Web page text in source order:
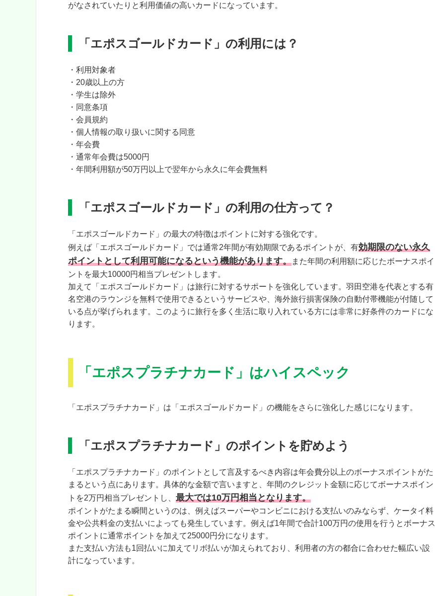
がなされていたりと利用価値の高いカードになっています。
「エポスゴールドカード」の利用には？
・利用対象者
・20歳以上の方
・学生は除外
・同意条項
・会員規約
・個人情報の取り扱いに関する同意
・年会費
・通常年会費は5000円
・年間利用額が50万円以上で翌年から永久に年会費無料
「エポスゴールドカード」の利用の仕方って？
「エポスゴールドカード」の最大の特徴はポイントに対する強化です。
例えば「エポスゴールドカード」では通常2年間が有効期限であるポイントが、有効期限のない永久
ポイントとして利用可能になるという機能があります。また年間の利用額に応じたボーナスポイ
ントを最大10000円相当プレゼントします。
加えて「エポスゴールドカード」は旅行に対するサポートを強化しています。羽田空港を代表とする有
名空港のラウンジを無料で使用できるというサービスや、海外旅行損害保険の自動付帯機能が付随して
いる点が挙げられます。このように旅行を多く生活に取り入れている方には非常に好条件のカードにな
ります。
「エポスプラチナカード」はハイスペック
「エポスプラチナカード」は「エポスゴールドカード」の機能をさらに強化した感じになります。
「エポスプラチナカード」のポイントを貯めよう
「エポスプラチナカード」のポイントとして言及するべき内容は年会費分以上のボーナスポイントがた
まるという点にあります。具体的な金額で言いますと、年間のクレジット金額に応じてボーナスポイン
トを2万円相当プレゼントし、 最大では10万円相当となります。
ポイントがたまる瞬間というのは、例えばスーパーやコンビニにおける支払いのみならず、ケータイ料
金や公共料金の支払いによっても発生しています。例えば1年間で合計100万円の使用を行うとボーナス
ポイントに通常ポイントを加えて25000円分になります。
また支払い方法も1回払いに加えてリボ払いが加えられており、利用者の方の都合に合わせた幅広い設
計になっています。